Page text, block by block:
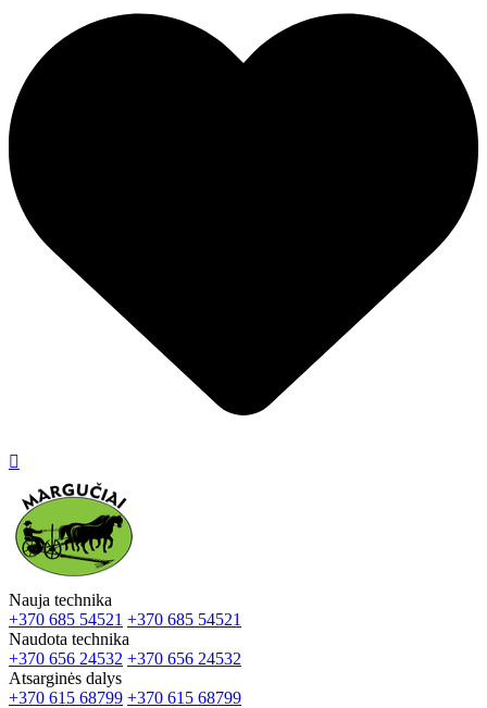

Nauja technika
+370 685 54521 +370 685 54521
Naudota technika
+370 656 24532 +370 656 24532
Atsarginės dalys
+370 615 68799 +370 615 68799